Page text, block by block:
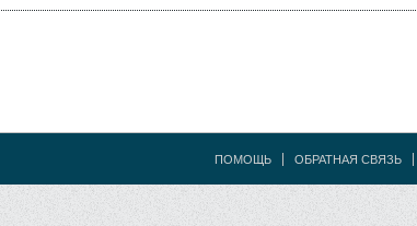
ПОМОЩЬ ОБРАТНАЯ СВЯЗЬ